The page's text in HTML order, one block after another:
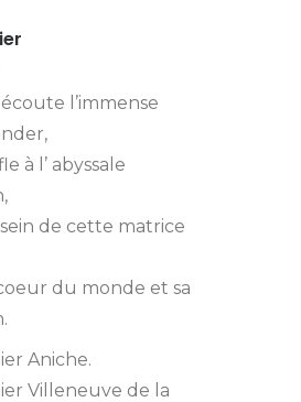
écoute l’immense
à l’ abyssale
de cette matrice
du monde et sa
Aniche.
Villeneuve de la